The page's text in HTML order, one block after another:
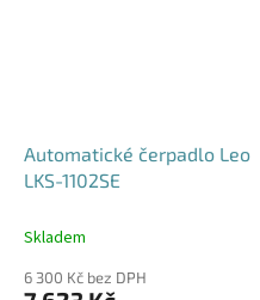
Automatické čerpadlo Leo
LKS-1102SE
Skladem
6 300 Kč bez DPH